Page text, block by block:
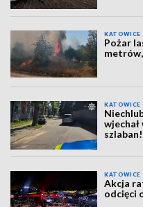
KATOWICE
Pożar
KATOWICE
szlaban!
KATOWICE
Akcja
odcięci